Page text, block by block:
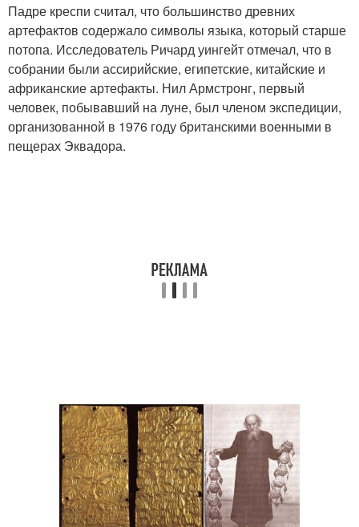
Падре креспи считал, что большинство древних
артефактов содержало символы языка, который старше
потопа. Исследователь Ричард уингейт отмечал, что в
собрании были ассирийские, египетские, китайские и
африканские артефакты. Нил Армстронг, первый
человек, побывавший на луне, был членом экспедиции,
организованной в 1976 году британскими военными в
пещерах Эквадора.